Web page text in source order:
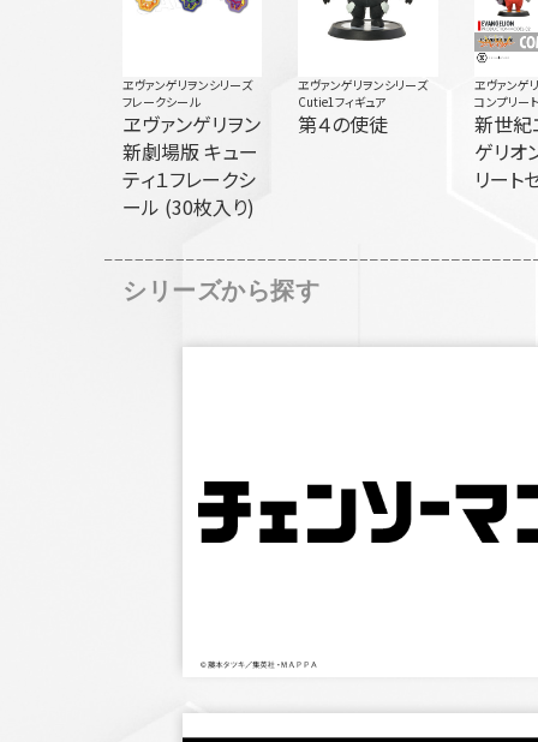
ヱヴァンゲリヲンシリーズ
フレークシール
ヱヴァンゲリヲン
新劇場版 キュー
ティ１フレークシ
ール (30枚入り)
ヱヴァンゲリヲンシリーズ
Cutie1フィギュア
第４の使徒
ヱヴァンゲ
コンプリー
新世紀
ゲリオ
リート
シリーズから探す